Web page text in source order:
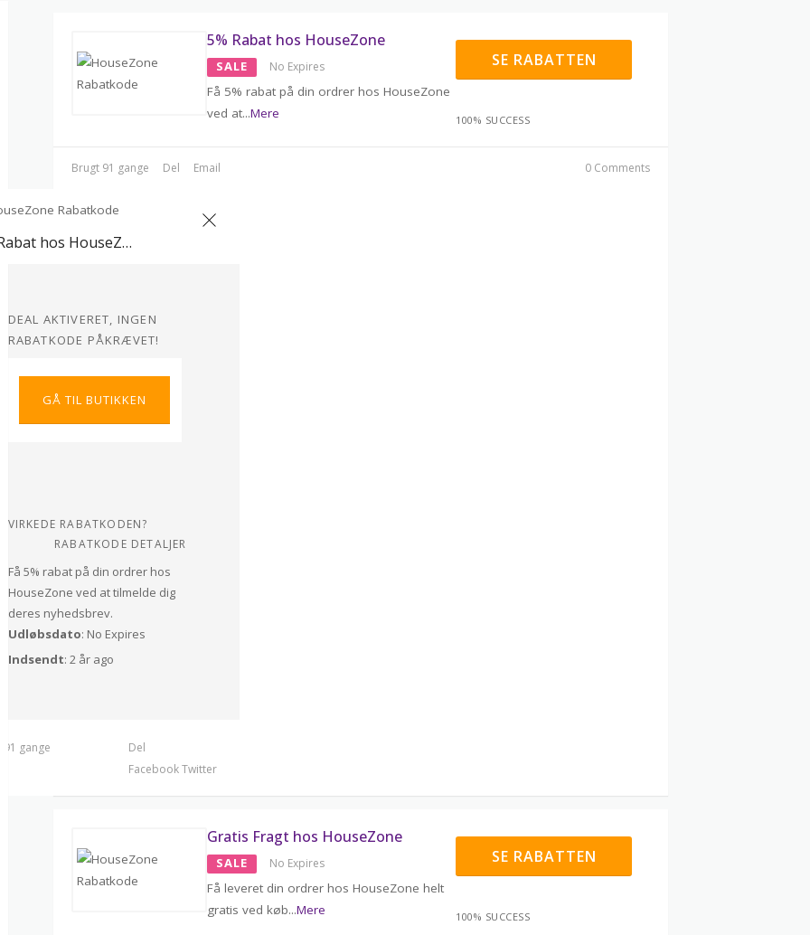
5% Rabat hos HouseZone
SALE No Expires
Få 5% rabat på din ordrer hos HouseZone
ved at...Mere
SE RABATTEN
100% SUCCESS
Brugt 91 gange Del Email 0 Comments
5% Rabat hos HouseZone
DEAL AKTIVERET, INGEN
RABATKODE PÅKRÆVET!
GÅ TIL BUTIKKEN
VIRKEDE RABATKODEN?
RABATKODE DETALJER
Få 5% rabat på din ordrer hos
HouseZone ved at tilmelde dig
deres nyhedsbrev.
Udløbsdato: No Expires
Indsendt: 2 år ago
gange
Del
FacebookTwitter
Gratis Fragt hos HouseZone
SALE No Expires
Få leveret din ordrer hos HouseZone helt
gratis ved køb...Mere
SE RABATTEN
100% SUCCESS